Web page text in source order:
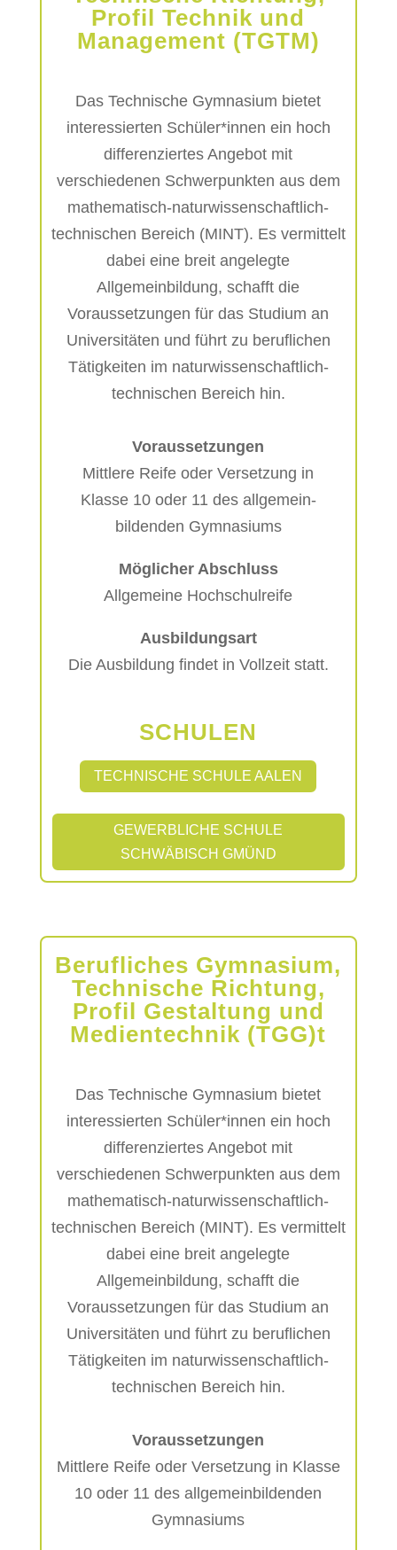
Profil Technik und
Management (TGTM)
Das Technische Gymnasium bietet
interessierten Schüler*innen ein hoch
differenziertes Angebot mit
verschiedenen Schwerpunkten aus dem
mathematisch-naturwissenschaftlich-
technischen Bereich (MINT). Es vermittelt
dabei eine breit angelegte
Allgemeinbildung, schafft die
Voraussetzungen für das Studium an
Universitäten und führt zu beruflichen
Tätigkeiten im naturwissenschaftlich-
technischen Bereich hin.
Voraussetzungen
Mittlere Reife oder Versetzung in
Klasse 10 oder 11 des allgemein-
bildenden Gymnasiums
Möglicher Abschluss
Allgemeine Hochschulreife
Ausbildungsart
Die Ausbildung findet in Vollzeit statt.
SCHULEN
TECHNISCHE SCHULE AALEN
GEWERBLICHE SCHULE
SCHWÄBISCH GMÜND
Berufliches Gymnasium,
Technische Richtung,
Profil Gestaltung und
Medientechnik (TGG)t
Das Technische Gymnasium bietet
interessierten Schüler*innen ein hoch
differenziertes Angebot mit
verschiedenen Schwerpunkten aus dem
mathematisch-naturwissenschaftlich-
technischen Bereich (MINT). Es vermittelt
dabei eine breit angelegte
Allgemeinbildung, schafft die
Voraussetzungen für das Studium an
Universitäten und führt zu beruflichen
Tätigkeiten im naturwissenschaftlich-
technischen Bereich hin.
Voraussetzungen
Mittlere Reife oder Versetzung in Klasse
10 oder 11 des allgemeinbildenden
Gymnasiums